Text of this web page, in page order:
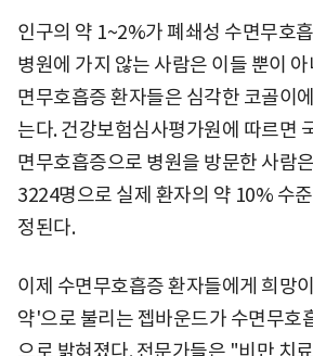
인구의 약 1~2%가 폐쇄성 수면무호
병원에 가지 않는 사람은 이들 뿐이
면무호흡증 환자들은 심각한 코골이
는다. 건강보험심사평가원에 따르면
면무호흡증으로 병원을 방문한 사람
3224명으로 실제 환자의 약 10% 수
정된다.
이제 수면무호흡증 환자들에게 희망
약'으로 불리는 젭바운드가 수면무호
으로 밝혀졌다. 전문가들은 "비만 치